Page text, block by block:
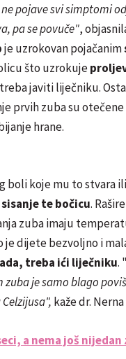
pojave svi simptomi
pa se povuče",
je uzrokovan pojačanim
što uzrokuje
javiti liječniku.
prvih zuba su otečene
hrane.
boli koje mu to stvara
te bočicu.
zuba imaju
je dijete bezvoljno i
treba ići liječniku. "
je samo blago
kaže dr.
a nema još nijedan